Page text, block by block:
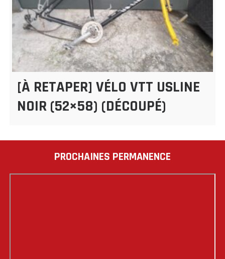
[À RETAPER] VÉLO VTT USLINE
NOIR (52×58) (DÉCOUPÉ)
PROCHAINES PERMANENCE